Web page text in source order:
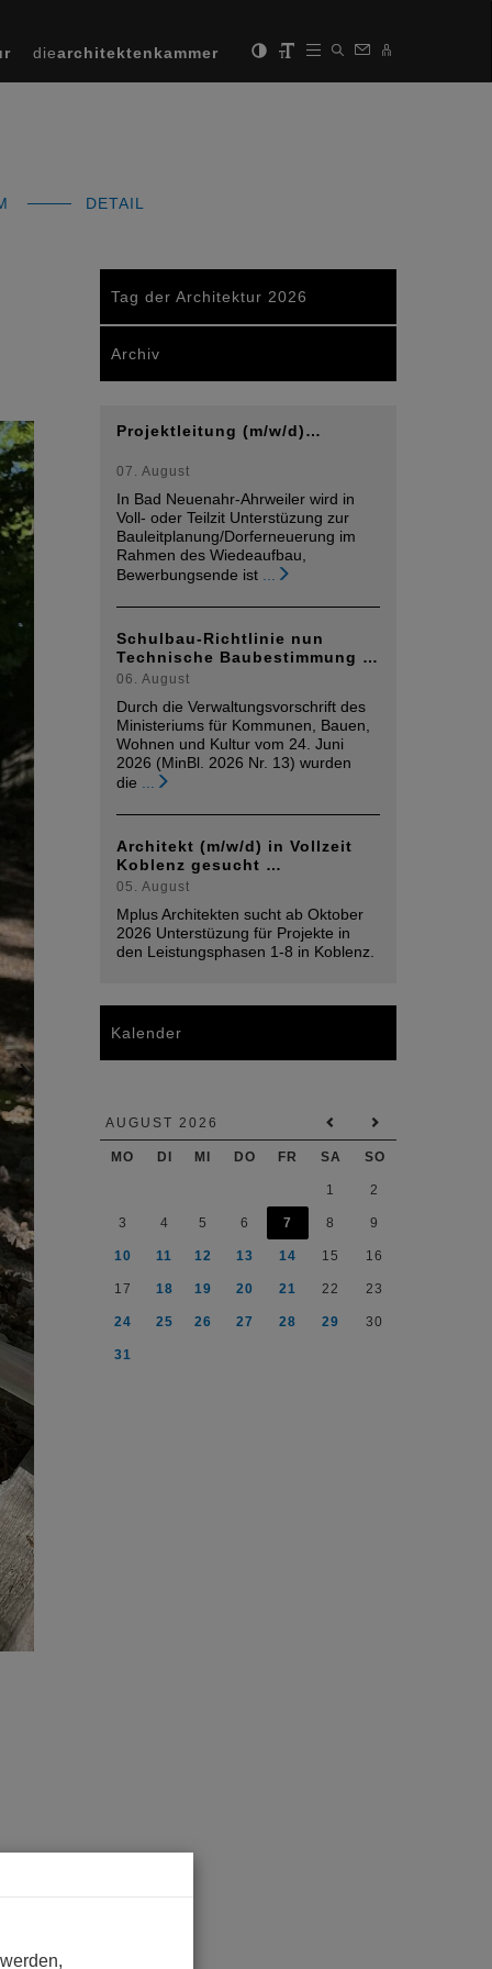
diearchitektenkammer
DETAIL
Next
Tag der Architektur 2026
Archiv
Projektleitung (m/w/d)…
07. August
In Bad Neuenahr-Ahrweiler wird in
Voll- oder Teilzit Unterstüzung zur
Bauleitplanung/Dorferneuerung im
Rahmen des Wiedeaufbau,
Bewerbungsende ist
Schulbau-Richtlinie nun
Technische Baubestimmung …
06. August
Durch die Verwaltungsvorschrift des
Ministeriums für Kommunen, Bauen,
Wohnen und Kultur vom 24. Juni
2026 (MinBl. 2026 Nr. 13) wurden
die
Architekt (m/w/d) in Vollzeit
Koblenz gesucht …
05. August
Mplus Architekten sucht ab Oktober
2026 Unterstüzung für Projekte in
den Leistungsphasen 1-8 in Koblenz.
Kalender
AUGUST 2026
MO DI MI DO FR SA SO
1 2
3 4 5 6 7 8 9
10 11 12 13 14 15 16
17 18 19 20 21 22 23
24 25 26 27 28 29 30
31